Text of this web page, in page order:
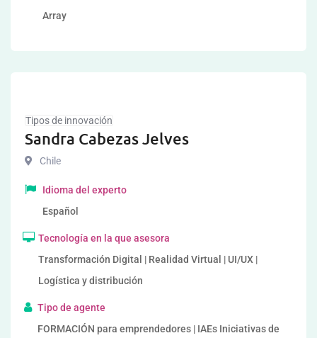
Array
Tipos de innovación
Sandra Cabezas Jelves
Chile
Idioma del experto
Español
Tecnología en la que asesora
Transformación Digital | Realidad Virtual | UI/UX |
Logística y distribución
Tipo de agente
FORMACIÓN para emprendedores | IAEs Iniciativas de